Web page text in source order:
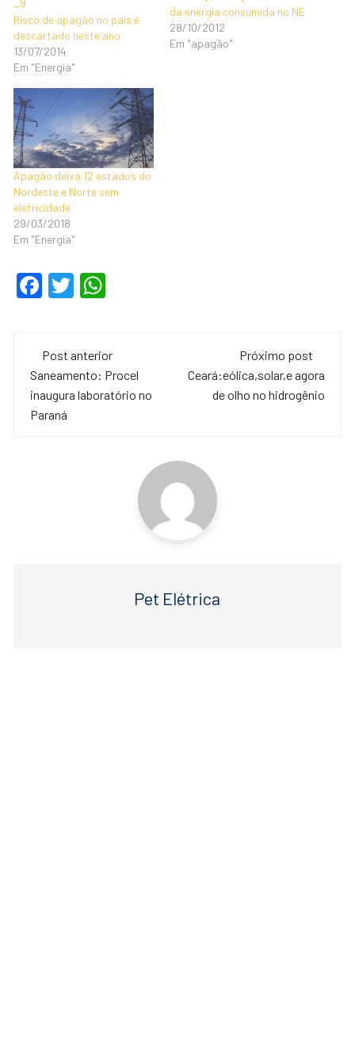
Risco de apagão no país é
descartado neste ano
13/07/2014
Em "Energia"
da energia consumida no NE
28/10/2012
Em "apagão"
Apagão deixa 12 estados do
Nordeste e Norte sem
eletricidade
29/03/2018
Em "Energia"
F
e
b
o
T
er s
A
Navegação
de
post
Post anterior
Saneamento: Procel
inaugura laboratório no
Paraná
Próximo post
Ceará:eólica,solar,e agora
de olho no hidrogênio
Pet Elétrica